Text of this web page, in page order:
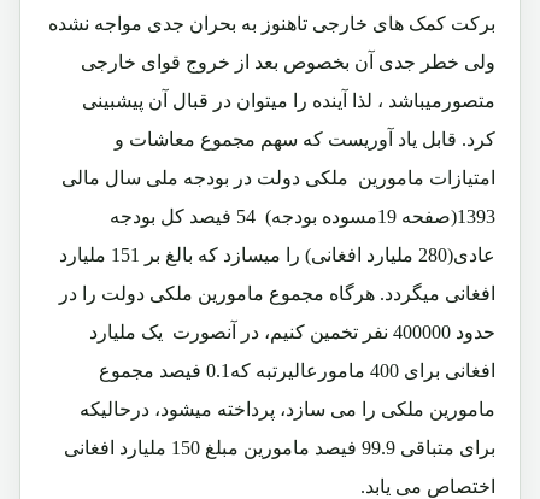
برکت کمک های خارجی تاهنوز به بحران جدی مواجه نشده
ولی خطر جدی آن بخصوص بعد از خروج قوای خارجی
متصورمیباشد ، لذا آینده را میتوان در قبال آن پیشبینی
کرد. قابل یاد آوریست که سهم مجموع معاشات و
امتیازات مامورین ملکی دولت در بودجه ملی سال مالی
1393(صفحه 19مسوده بودجه) 54 فیصد کل بودجه
عادی(280 ملیارد افغانی) را میسازد که بالغ بر 151 ملیارد
افغانی میگردد. هرگاه مجموع مامورین ملکی دولت را در
حدود 400000 نفر تخمین کنیم، در آنصورت یک ملیارد
افغانی برای 400 مامورعالیرتبه که0.1 فیصد مجموع
مامورین ملکی را می سازد، پرداخته میشود، درحالیکه
برای متباقی 99.9 فیصد مامورین مبلغ 150 ملیارد افغانی
اختصاص می یابد.